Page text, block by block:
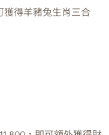
獲得羊豬兔生肖三合